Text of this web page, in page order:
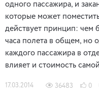
одного пассажира, и
которые может
действует принцип: чем
часа полета в общем, но
каждого пассажира в
влияет и стоимость
17.03.2014 36483 0